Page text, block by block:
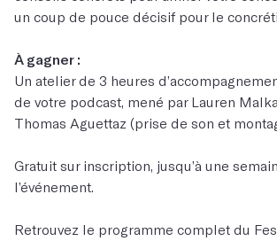
un coup de pouce décisif pour le
À gagner :
Un atelier de 3 heures
de votre podcast, mené par Lauren
Thomas Aguettaz (prise de son et
Gratuit sur inscription, jusqu’à une
l’événement.
Retrouvez le programme complet du